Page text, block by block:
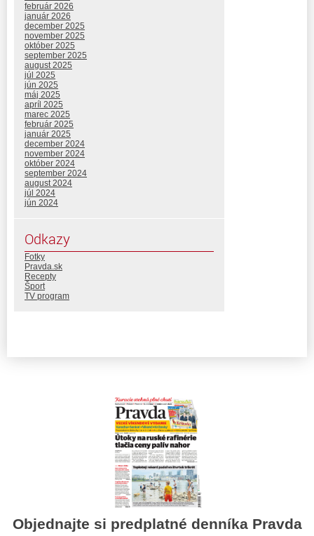
február 2026
január 2026
december 2025
november 2025
október 2025
september 2025
august 2025
júl 2025
jún 2025
máj 2025
apríl 2025
marec 2025
február 2025
január 2025
december 2024
november 2024
október 2024
september 2024
august 2024
júl 2024
jún 2024
Odkazy
Fotky
Pravda.sk
Recepty
Šport
TV program
Objednajte si predplatné denníka Pravda